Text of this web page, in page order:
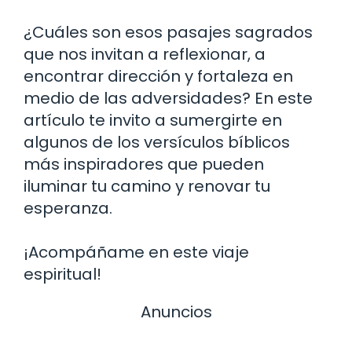
¿Cuáles son esos pasajes sagrados
que nos invitan a reflexionar, a
encontrar dirección y fortaleza en
medio de las adversidades? En este
artículo te invito a sumergirte en
algunos de los versículos bíblicos
más inspiradores que pueden
iluminar tu camino y renovar tu
esperanza.
¡Acompáñame en este viaje
espiritual!
Anuncios